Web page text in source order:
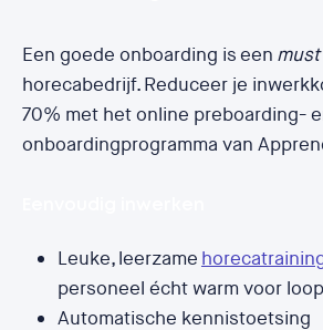
Een goede onboarding is een must
horecabedrijf. Reduceer je
70% met het online preboarding-
onboardingprogramma van
Leuke, leerzame
personeel écht warm voor
Automatische kennistoetsing